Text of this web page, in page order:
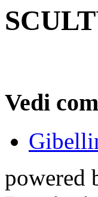
Vedi
powered